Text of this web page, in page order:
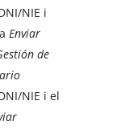
NIE i
Enviar
de
NIE i el